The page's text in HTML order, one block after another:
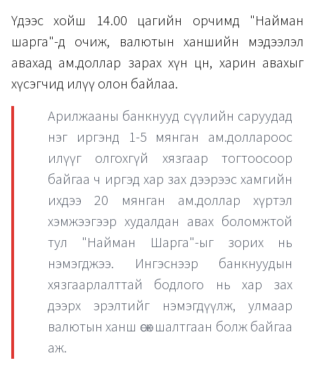
Үдээс хойш 14.00 цагийн орчимд "Найман
шарга"-д очиж, валютын ханшийн мэдээлэл
авахад ам.доллар зарах хүн цөөн, харин авахыг
хүсэгчид илүү олон байлаа.
Арилжааны банкнууд сүүлийн саруудад
нэг иргэнд 1-5 мянган ам.доллароос
илүүг олгохгүй хязгаар тогтоосоор
байгаа ч иргэд хар зах дээрээс хамгийн
ихдээ 20 мянган ам.доллар хүртэл
хэмжээгээр худалдан авах боломжтой
тул "Найман Шарга"-ыг зорих нь
нэмэгджээ. Ингэснээр банкнуудын
хязгаарлалттай бодлого нь хар зах
дээрх эрэлтийг нэмэгдүүлж, улмаар
валютын ханш өсөх шалтгаан болж байгаа
аж.